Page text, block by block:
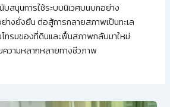
สนุนการใช้ระบบนิเวศบนบกอย่าง
างยั่งยืน ต่อสู้การกลายสภาพเป็นทะเล
ทรมของที่ดินและฟื้นสภาพกลับมาใหม่
วามหลากหลายทางชีวภาพ